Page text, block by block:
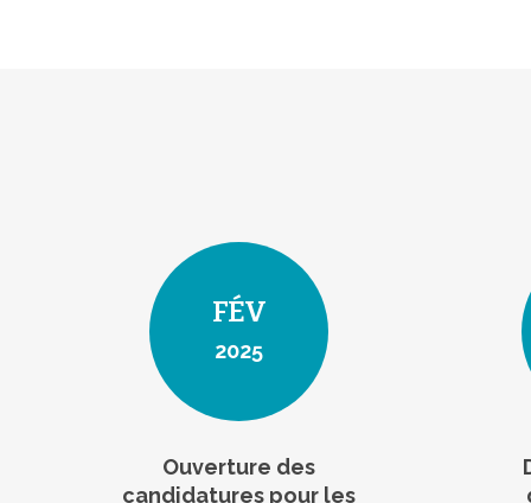
FÉV
2025
Ouverture des
candidatures pour les